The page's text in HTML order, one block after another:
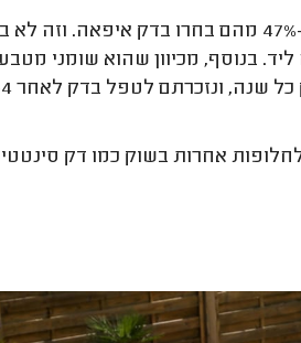
, כ-47% מהם בחרו בדק איפאה. וזה
בנוסף, מכיוון שהוא שומני
אחרות בשוק כמו דק סינטטי